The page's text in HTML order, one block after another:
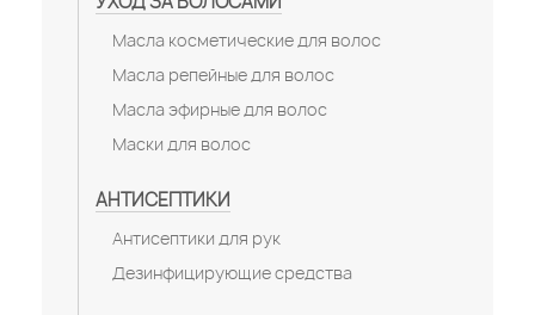
Масла косметические для волос
Масла репейные для волос
Масла эфирные для волос
Маски для волос
АНТИСЕПТИКИ
Антисептики для рук
Дезинфицирующие средства